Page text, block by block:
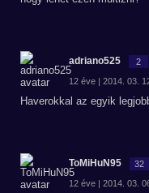
adriano525 2
12 éve | 2014. 03.
Haverokkal az egyik
ToMiHuN95 32
12 éve | 2014. 03.